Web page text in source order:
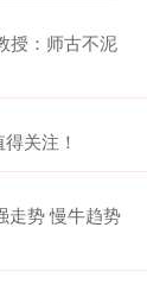
授：师古不泥
关注！
走势 慢牛趋势